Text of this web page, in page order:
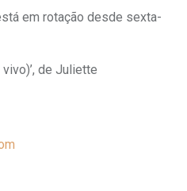
em rotação desde sexta-
de Juliette